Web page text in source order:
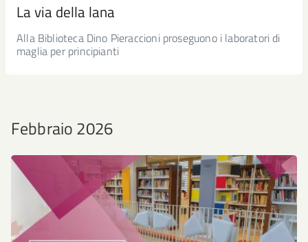
La via della lana
Alla Biblioteca Dino Pieraccioni proseguono i laboratori di
maglia per principianti
Febbraio 2026